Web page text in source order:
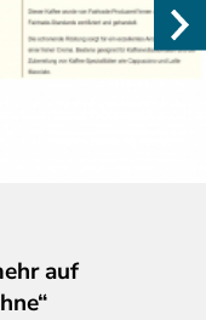
auf